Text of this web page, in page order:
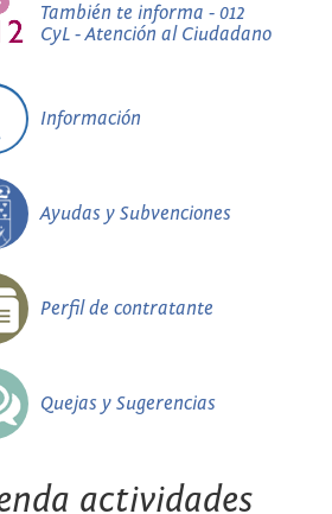
También te informa - 012
CyL - Atención al Ciudadano
Información
Ayudas y Subvenciones
Perfil de contratante
Quejas y Sugerencias
actividades